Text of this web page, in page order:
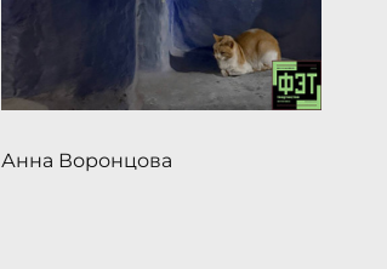
Анна Воронцова